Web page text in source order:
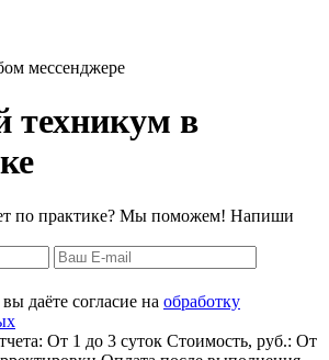
мессенджере
техникум в
по практике? Мы поможем! Напиши
даёте согласие на обработку
От 1 до 3 суток Стоимость, руб.: От